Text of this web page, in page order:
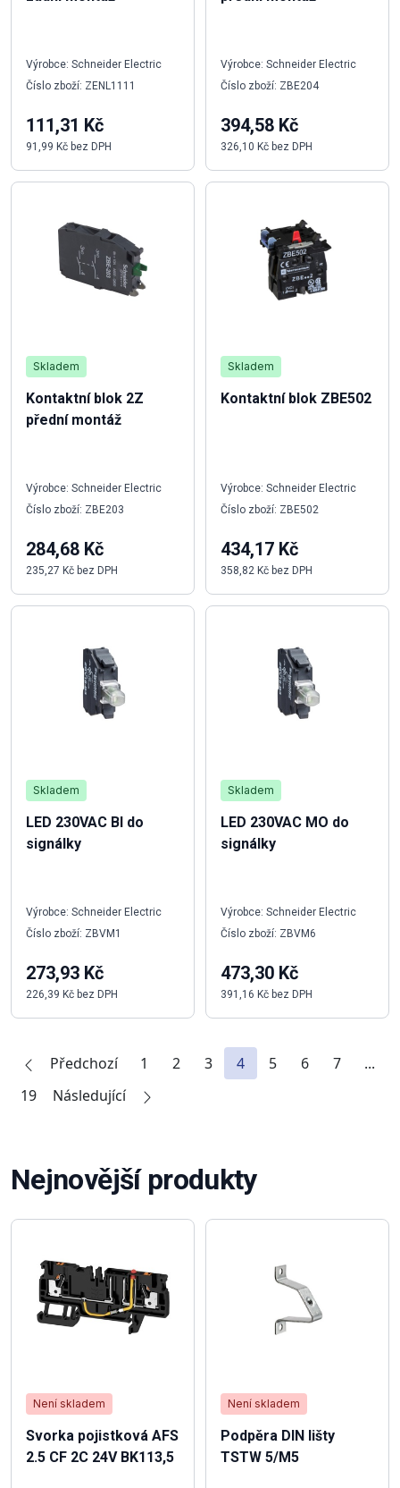
Výrobce: Schneider Electric
Číslo zboží: ZENL1111
111,31 Kč
91,99 Kč bez DPH
Výrobce: Schneider Electric
Číslo zboží: ZBE204
394,58 Kč
326,10 Kč bez DPH
Skladem
Kontaktní blok 2Z
přední montáž
Výrobce: Schneider Electric
Číslo zboží: ZBE203
284,68 Kč
235,27 Kč bez DPH
Skladem
Kontaktní blok ZBE502
Výrobce: Schneider Electric
Číslo zboží: ZBE502
434,17 Kč
358,82 Kč bez DPH
Skladem
LED 230VAC BI do
signálky
Výrobce: Schneider Electric
Číslo zboží: ZBVM1
273,93 Kč
226,39 Kč bez DPH
Skladem
LED 230VAC MO do
signálky
Výrobce: Schneider Electric
Číslo zboží: ZBVM6
473,30 Kč
391,16 Kč bez DPH
Předchozí 1 2 3 4 5 6 7
...
19
Následující
Nejnovější produkty
Není skladem
Svorka pojistková AFS
2.5 CF 2C 24V BK113,5
Není skladem
Podpěra DIN lišty
TSTW 5/M5